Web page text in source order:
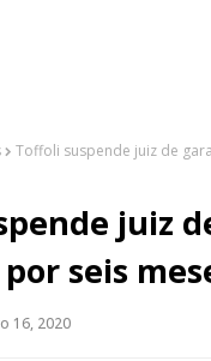
Toffoli suspende juiz de
juiz
seis
16, 2020